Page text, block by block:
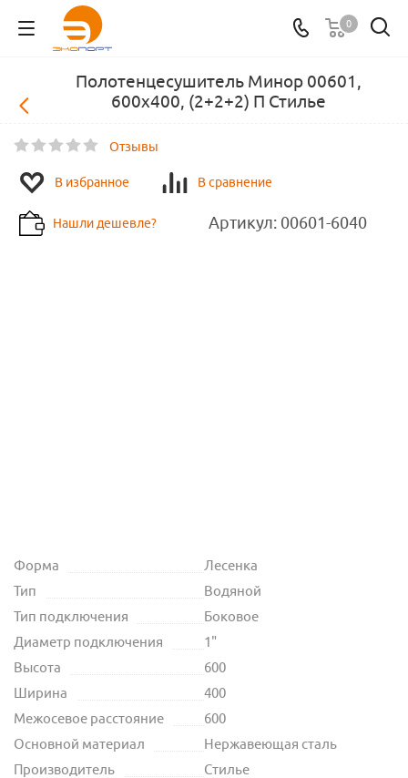
0
Полотенцесушитель Минор 00601,
600х400, (2+2+2) П Стилье
Отзывы
В избранное В сравнение
Нашли дешевле? Артикул: 00601-6040
Форма
Лесенка
Тип
Водяной
Тип подключения
Боковое
Диаметр подключения
1"
Высота
600
Ширина
400
Межосевое расстояние
600
Основной материал
Нержавеющая сталь
Производитель
Стилье